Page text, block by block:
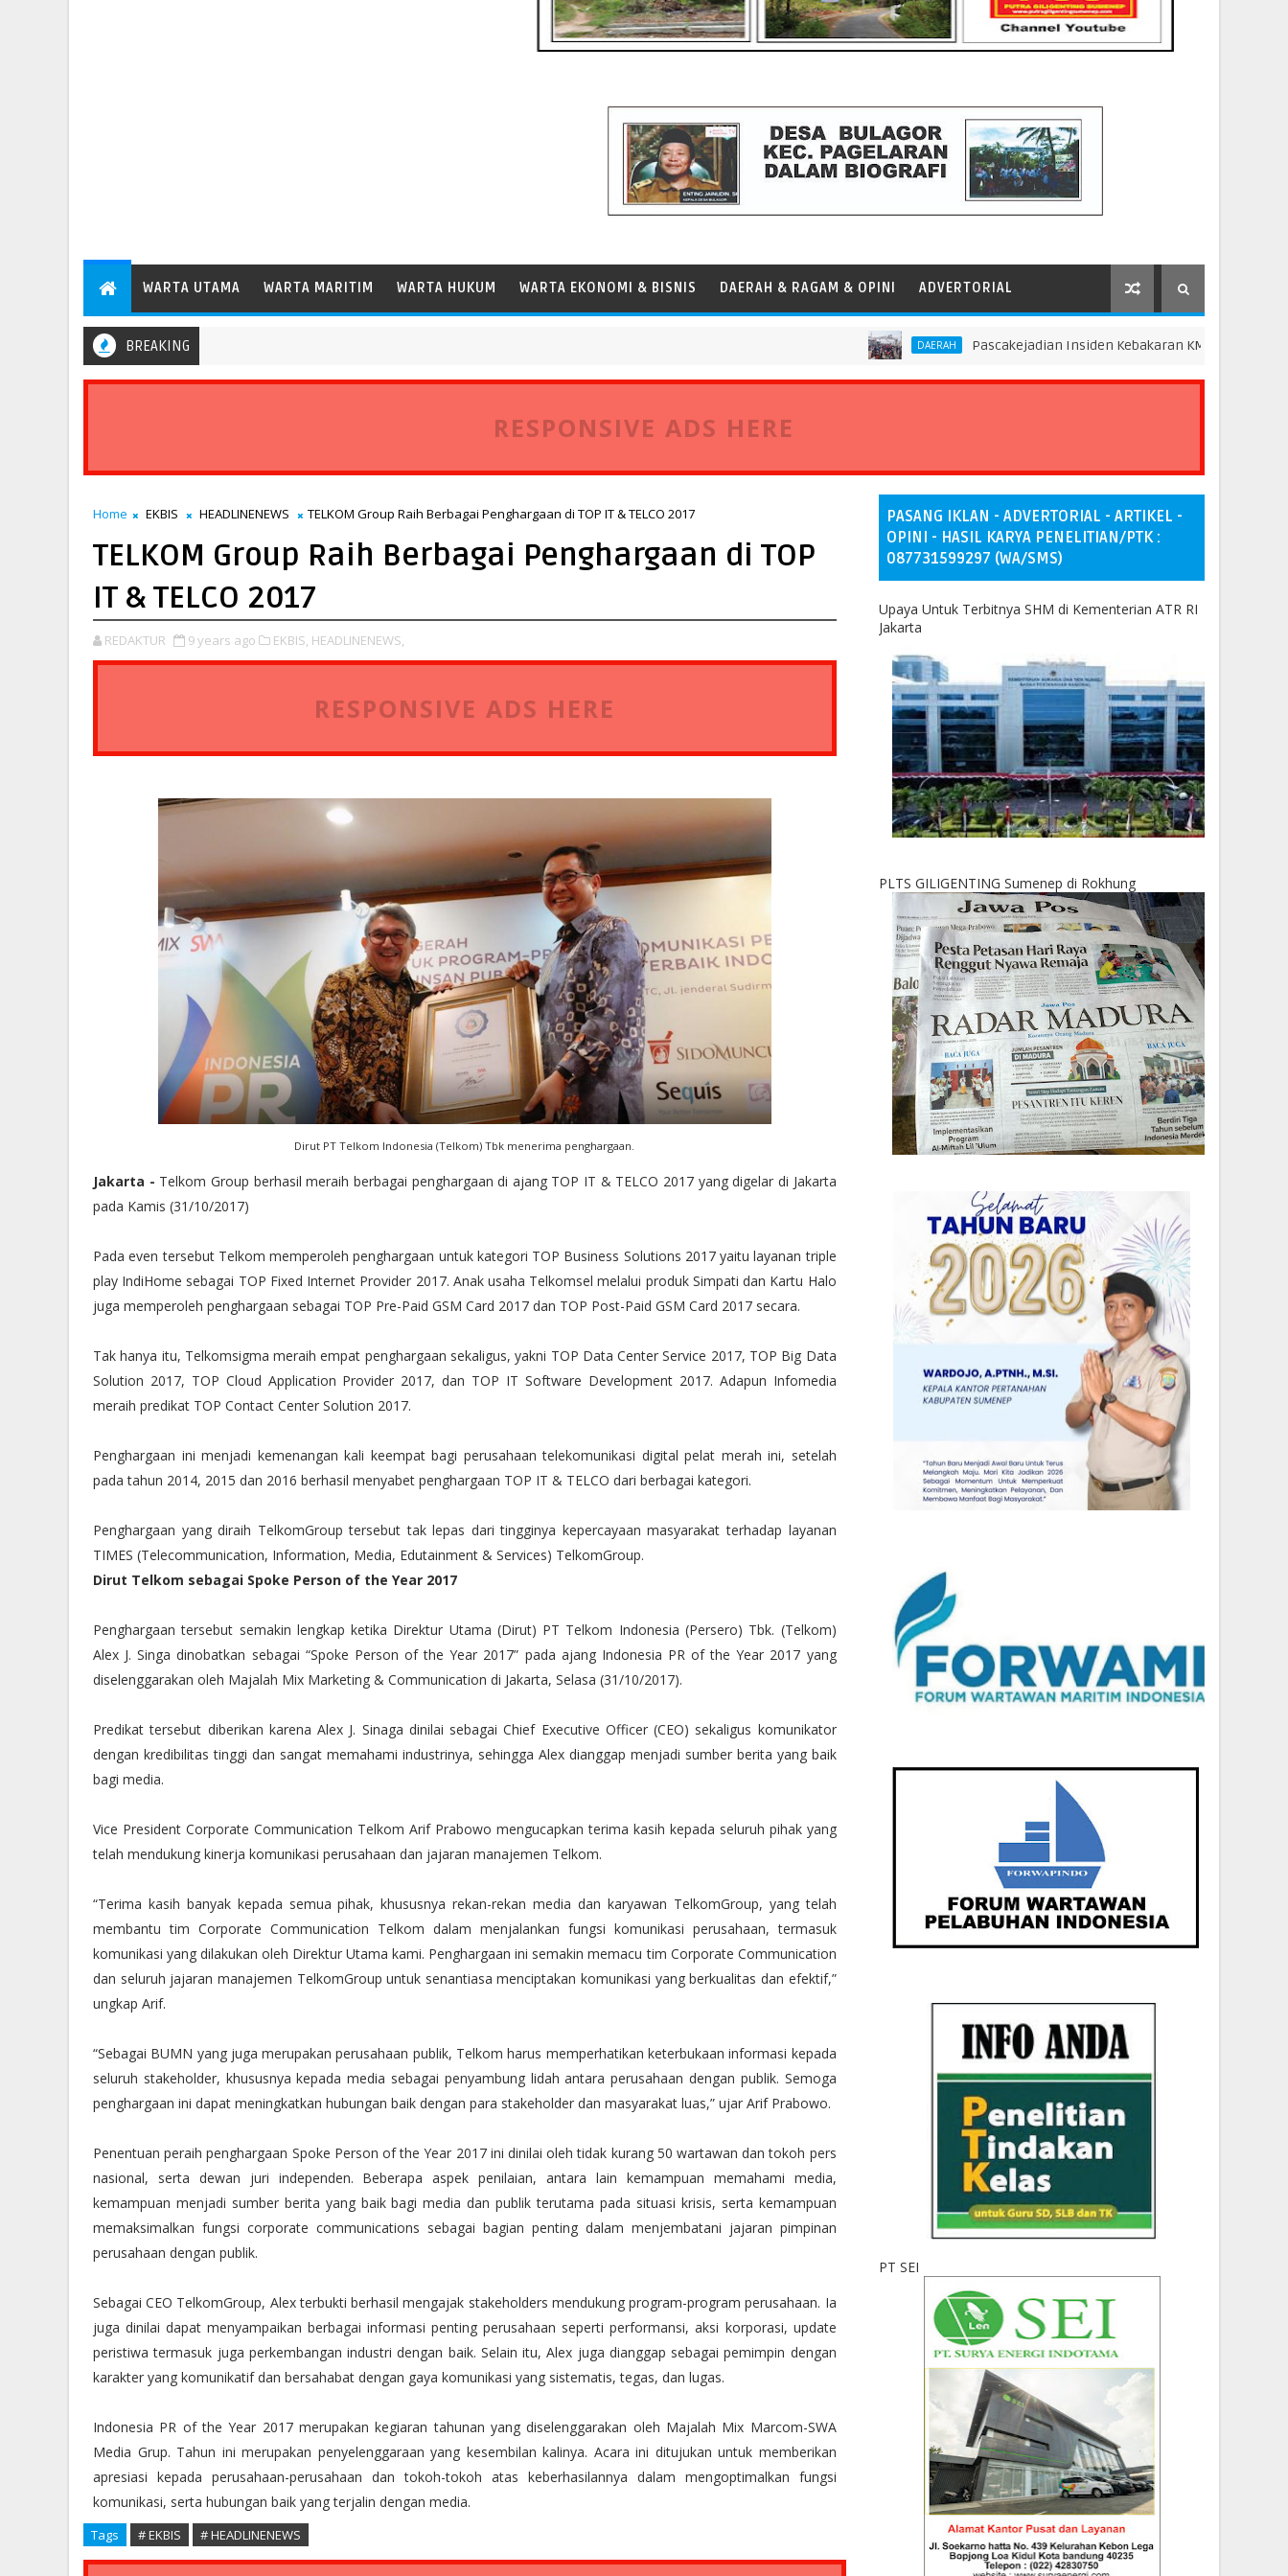
WARTA UTAMA WARTA MARITIM WARTA HUKUM WARTA EKONOMI & BISNIS DAERAH & RAGAM & OPINI ADVERTORIAL
BREAKING DAERAH Pascakejadian Insiden Kebakaran KMP Mutiara Sentosa II,
2 Petikemas, Perkuat Produktivitas Pelabuhan Tanjung Priok
RESPONSIVE ADS HERE
Home EKBIS HEADLINENEWS TELKOM Group Raih Berbagai Penghargaan di TOP IT & TELCO 2017
TELKOM Group Raih Berbagai Penghargaan di TOP
IT & TELCO 2017
REDAKTUR 9 years ago EKBIS, HEADLINENEWS,
RESPONSIVE ADS HERE
Dirut PT Telkom Indonesia (Telkom) Tbk menerima penghargaan.
Jakarta - Telkom Group berhasil meraih berbagai penghargaan di ajang TOP IT & TELCO 2017 yang digelar di Jakarta
pada Kamis (31/10/2017)
Pada even tersebut Telkom memperoleh penghargaan untuk kategori TOP Business Solutions 2017 yaitu layanan triple
play IndiHome sebagai TOP Fixed Internet Provider 2017. Anak usaha Telkomsel melalui produk Simpati dan Kartu Halo
juga memperoleh penghargaan sebagai TOP Pre-Paid GSM Card 2017 dan TOP Post-Paid GSM Card 2017 secara.
Tak hanya itu, Telkomsigma meraih empat penghargaan sekaligus, yakni TOP Data Center Service 2017, TOP Big Data
Solution 2017, TOP Cloud Application Provider 2017, dan TOP IT Software Development 2017. Adapun Infomedia
meraih predikat TOP Contact Center Solution 2017.
Penghargaan ini menjadi kemenangan kali keempat bagi perusahaan telekomunikasi digital pelat merah ini, setelah
pada tahun 2014, 2015 dan 2016 berhasil menyabet penghargaan TOP IT & TELCO dari berbagai kategori.
Penghargaan yang diraih TelkomGroup tersebut tak lepas dari tingginya kepercayaan masyarakat terhadap layanan
TIMES (Telecommunication, Information, Media, Edutainment & Services) TelkomGroup.
Dirut Telkom sebagai Spoke Person of the Year 2017
Penghargaan tersebut semakin lengkap ketika Direktur Utama (Dirut) PT Telkom Indonesia (Persero) Tbk. (Telkom)
Alex J. Singa dinobatkan sebagai “Spoke Person of the Year 2017” pada ajang Indonesia PR of the Year 2017 yang
diselenggarakan oleh Majalah Mix Marketing & Communication di Jakarta, Selasa (31/10/2017).
Predikat tersebut diberikan karena Alex J. Sinaga dinilai sebagai Chief Executive Officer (CEO) sekaligus komunikator
dengan kredibilitas tinggi dan sangat memahami industrinya, sehingga Alex dianggap menjadi sumber berita yang baik
bagi media.
Vice President Corporate Communication Telkom Arif Prabowo mengucapkan terima kasih kepada seluruh pihak yang
telah mendukung kinerja komunikasi perusahaan dan jajaran manajemen Telkom.
“Terima kasih banyak kepada semua pihak, khususnya rekan-rekan media dan karyawan TelkomGroup, yang telah
membantu tim Corporate Communication Telkom dalam menjalankan fungsi komunikasi perusahaan, termasuk
komunikasi yang dilakukan oleh Direktur Utama kami. Penghargaan ini semakin memacu tim Corporate Communication
dan seluruh jajaran manajemen TelkomGroup untuk senantiasa menciptakan komunikasi yang berkualitas dan efektif,”
ungkap Arif.
“Sebagai BUMN yang juga merupakan perusahaan publik, Telkom harus memperhatikan keterbukaan informasi kepada
seluruh stakeholder, khususnya kepada media sebagai penyambung lidah antara perusahaan dengan publik. Semoga
penghargaan ini dapat meningkatkan hubungan baik dengan para stakeholder dan masyarakat luas,” ujar Arif Prabowo.
Penentuan peraih penghargaan Spoke Person of the Year 2017 ini dinilai oleh tidak kurang 50 wartawan dan tokoh pers
nasional, serta dewan juri independen. Beberapa aspek penilaian, antara lain kemampuan memahami media,
kemampuan menjadi sumber berita yang baik bagi media dan publik terutama pada situasi krisis, serta kemampuan
memaksimalkan fungsi corporate communications sebagai bagian penting dalam menjembatani jajaran pimpinan
perusahaan dengan publik.
Sebagai CEO TelkomGroup, Alex terbukti berhasil mengajak stakeholders mendukung program-program perusahaan. Ia
juga dinilai dapat menyampaikan berbagai informasi penting perusahaan seperti performansi, aksi korporasi, update
peristiwa termasuk juga perkembangan industri dengan baik. Selain itu, Alex juga dianggap sebagai pemimpin dengan
karakter yang komunikatif dan bersahabat dengan gaya komunikasi yang sistematis, tegas, dan lugas.
Indonesia PR of the Year 2017 merupakan kegiaran tahunan yang diselenggarakan oleh Majalah Mix Marcom-SWA
Media Grup. Tahun ini merupakan penyelenggaraan yang kesembilan kalinya. Acara ini ditujukan untuk memberikan
apresiasi kepada perusahaan-perusahaan dan tokoh-tokoh atas keberhasilannya dalam mengoptimalkan fungsi
komunikasi, serta hubungan baik yang terjalin dengan media.
Tags # EKBIS # HEADLINENEWS
PASANG IKLAN - ADVERTORIAL - ARTIKEL -
OPINI - HASIL KARYA PENELITIAN/PTK :
087731599297 (WA/SMS)
Upaya Untuk Terbitnya SHM di Kementerian ATR RI
Jakarta
PLTS GILIGENTING Sumenep di Rokhung
PT SEI